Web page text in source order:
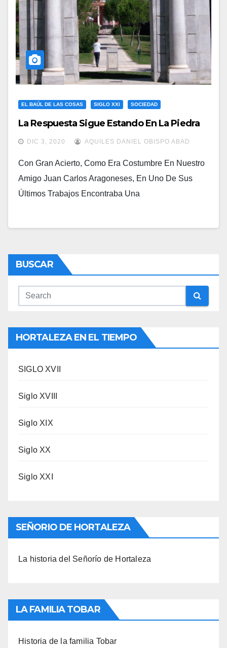
EL BAÚL DE LAS COSAS SIGLO XXI SOCIEDAD
La Respuesta Sigue Estando En La Piedra
DIC 3, 2020 AQUILES DANIEL OBISPO ABAD
Con Gran Acierto, Como Era Costumbre En Nuestro
Amigo Juan Carlos Aragoneses, En Uno De Sus
Últimos Trabajos Encontraba Una
BUSCAR
HORTALEZA EN EL TIEMPO
SIGLO XVII
Siglo XVIII
Siglo XIX
Siglo XX
Siglo XXI
SEÑORIO DE HORTALEZA
La historia del Señorío de Hortaleza
LA FAMILIA TOBAR
Historia de la familia Tobar